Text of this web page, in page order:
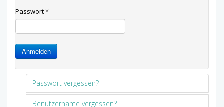
Passwort*
Anmelden
Passwort vergessen?
Benutzername vergessen?